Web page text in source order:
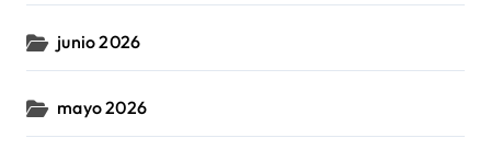
junio 2026
mayo 2026